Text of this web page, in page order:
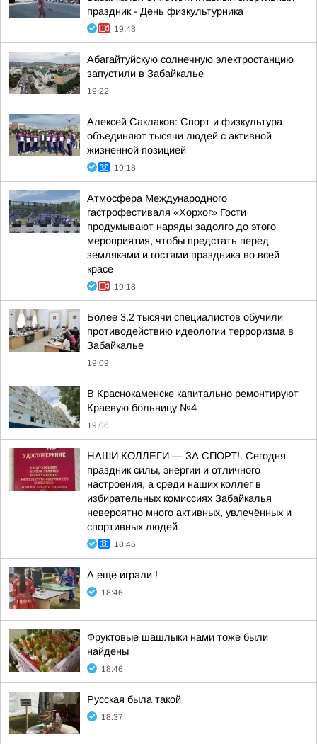
праздник - День физкультурника
19:48
Абагайтуйскую солнечную электростанцию
запустили в Забайкалье
19:22
Алексей Саклаков: Спорт и физкультура
объединяют тысячи людей с активной
жизненной позицией
19:18
Атмосфера Международного
гастрофестиваля «Хорхог» Гости
продумывают наряды задолго до этого
мероприятия, чтобы предстать перед
земляками и гостями праздника во всей
красе
19:18
Более 3,2 тысячи специалистов обучили
противодействию идеологии терроризма в
Забайкалье
19:09
В Краснокаменске капитально ремонтируют
Краевую больницу №4
19:06
НАШИ КОЛЛЕГИ — ЗА СПОРТ!. Сегодня
праздник силы, энергии и отличного
настроения, а среди наших коллег в
избирательных комиссиях Забайкалья
невероятно много активных, увлечённых и
спортивных людей
18:46
А еще играли !
18:46
Фруктовые шашлыки нами тоже были
найдены
18:46
Русская была такой
18:37